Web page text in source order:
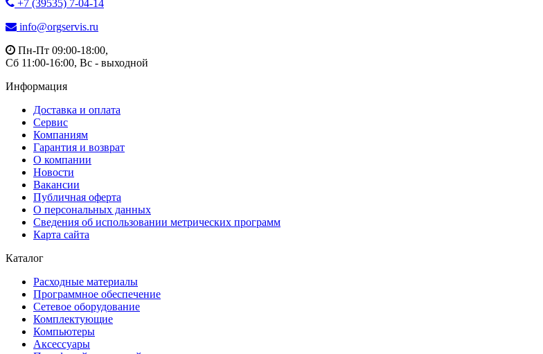
+7 (39535) 7-04-14
info@orgservis.ru
Пн-Пт 09:00-18:00,
Сб 11:00-16:00, Вс - выходной
Информация
Доставка и оплата
Сервис
Компаниям
Гарантия и возврат
О компании
Новости
Вакансии
Публичная оферта
О персональных данных
Сведения об использовании метрических программ
Карта сайта
Каталог
Расходные материалы
Программное обеспечение
Сетевое оборудование
Комплектующие
Компьютеры
Аксессуары